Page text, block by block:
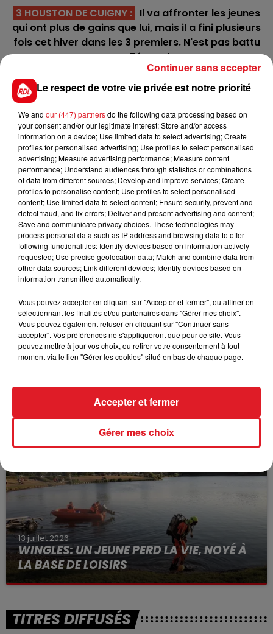
3 HOUSTON DE CUIGNY : Il va affronter les jeunes
qui ont plus de gains que lui, mais il a fini plusieurs
fois cet hiver dans les 3 premiers. N'est pas battu
pour une 5éme place.
8 JOY JENILOU
: A l'inverse, elle vient de décevoir
ses derniéres semaines avec des excuses à faire
valoir. Si elle a le parcours voulu, une réhabilitation
est possible.
***********
En direct des pistes :
TRIGELUS : 2éme à Mons en rendant 25 m, à une tête
du vainqueur.
FILS D'ACTUS
15 juillet 2026
BÉTHUNE: ENQUÊTE POUR HOMICIDE
VOLONTAIRE EN COURS, APRÈS LA...
Selon les premiers éléments, le logement servait
13 juillet 2026
WINGLES: UN JEUNE PERD LA VIE, NOYÉ À
LA BASE DE LOISIRS
La victime a coulé à pic
TITRES DIFFUSÉS
Le respect de votre vie privée est notre priorité
We and our (447) partnersdo the following data processing based on
your consent and/or our legitimate interest: Store and/or access
information on a device; Use limited data to select advertising; Create
profiles for personalised advertising; Use profiles to select personalised
advertising; Measure advertising performance; Measure content
performance; Understand audiences through statistics or combinations
of data from different sources; Develop and improve services; Create
profiles to personalise content; Use profiles to select personalised
content; Use limited data to select content; Ensure security, prevent and
detect fraud, and fix errors; Deliver and present advertising and content;
Save and communicate privacy choices. These technologies may
process personal data such as IP address and browsing data to offer
following functionalities: Identify devices based on information actively
requested; Use precise geolocation data; Match and combine data from
other data sources; Link different devices; Identify devices based on
information transmitted automatically.
Vous pouvez accepter en cliquant sur "Accepter et fermer", ou affiner en
sélectionnant les finalités et/ou partenaires dans "Gérer mes choix".
Vous pouvez également refuser en cliquant sur "Continuer sans
accepter". Vos préférences ne s'appliqueront que pour ce site. Vous
pouvez mettre à jour vos choix, ou retirer votre consentement à tout
moment via le lien "Gérer les cookies" situé en bas de chaque page.
Gérer mes choix
Accepter et fermer
Continuer sans accepter